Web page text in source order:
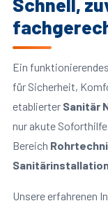
Ein
für Sicherheit,
etablierter Sanitär
nur akute
Bereich
Unsere erfahrenen